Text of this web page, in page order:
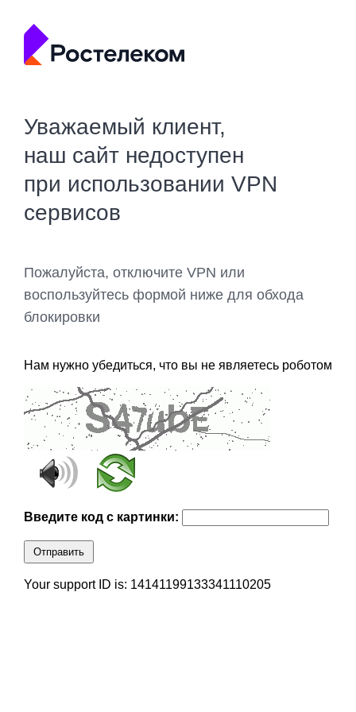
Уважаемый клиент,
наш сайт недоступен
при использовании VPN
сервисов
Пожалуйста, отключите VPN или
воспользуйтесь формой ниже для обхода
блокировки
Нам нужно убедиться, что вы не являетесь роботом
Введите код с картинки:
Отправить
Your support ID is: 14141199133341110205